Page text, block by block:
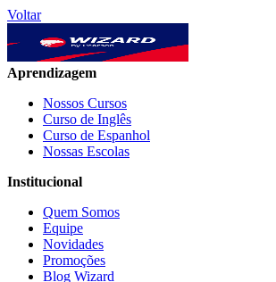
Voltar
Aprendizagem
Nossos Cursos
Curso de Inglês
Curso de Espanhol
Nossas Escolas
Institucional
Quem Somos
Equipe
Novidades
Promoções
Blog Wizard